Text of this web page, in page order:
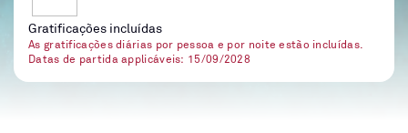
Gratificações incluídas
As gratificações diárias por pessoa e por noite estão incluídas.
Datas de partida applicáveis: 15/09/2028